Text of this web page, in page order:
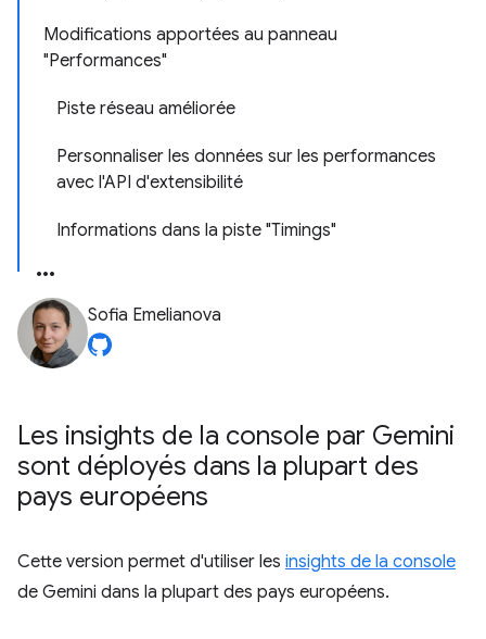
Modifications apportées au panneau
"Performances"
Piste réseau améliorée
Personnaliser les données sur les performances
avec l'API d'extensibilité
Informations dans la piste "Timings"
Sofia Emelianova
Les insights de la console par Gemini
sont déployés dans la plupart des
pays européens
Cette version permet d'utiliser les insights de la console
de Gemini dans la plupart des pays européens.